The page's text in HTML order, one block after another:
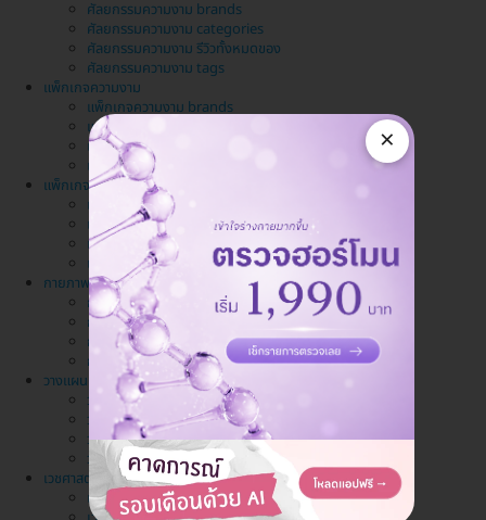
ศัลยกรรมความงาม brands
ศัลยกรรมความงาม categories
ศัลยกรรมความงาม รีวิวทั้งหมดของ
ศัลยกรรมความงาม tags
แพ็กเกจความงาม
แพ็กเกจความงาม brands
แพ็กเกจความงาม categories
แพ็กเกจความงาม รีวิวทั้งหมดของ
แพ็กเกจความงาม tags
แพ็กเกจทำฟัน
แพ็กเกจทำฟัน brands
แพ็กเกจทำฟัน categories
แพ็กเกจทำฟัน รีวิวทั้งหมดของ
แพ็กเกจทำฟัน tags
กายภาพบำบัด นวด สปา
กายภาพบำบัด นวด สปา brands
กายภาพบำบัด นวด สปา categories
กายภาพบำบัด นวด สปา รีวิวทั้งหมดของ
กายภาพบำบัด นวด สปา tags
วางแผนครอบครัว
วางแผนครอบครัว brands
วางแผนครอบครัว categories
วางแผนครอบครัว รีวิวทั้งหมดของ
วางแผนครอบครัว tags
เวชศาสตร์ชะลอวัย
เวชศาสตร์ชะลอวัย brands
×